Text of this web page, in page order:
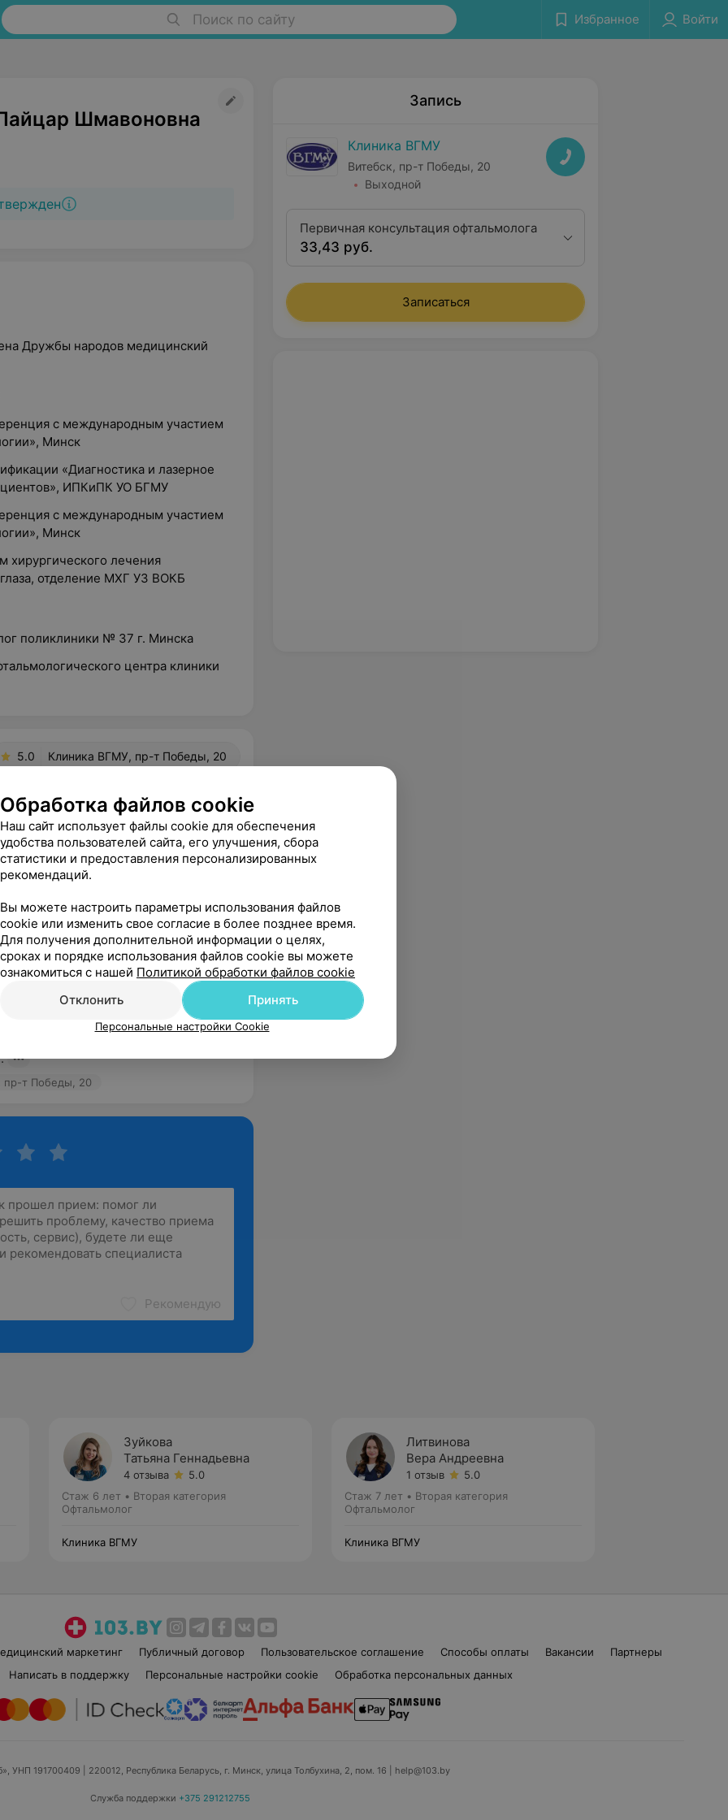
Поиск по сайту Избранное Войти
Шмавоновна
Дружбы народов медицинский
с международным участием
Минск
«Диагностика и лазерное
ИПКиПК УО БГМУ
с международным участием
Минск
хирургического лечения
отделение МХГ УЗ ВОКБ
поликлиники № 37 г. Минска
центра клиники
5.0 Клиника ВГМУ, пр-т Победы, 20
Рекомендую
внимательный, доктор.
осмотр.
отличается человечностью.
пр-т Победы, 20
Рекомендую
была на приеме у доктора!
милая. Прием прошел отлично, я
пр-т Победы, 20
Рекомендую
Запись
Клиника ВГМУ
Витебск, пр-т Победы, 20
Выходной
Первичная консультация офтальмолога
33,43 руб.
Записаться
Зуйкова
Татьяна Геннадьевна
4 отзыва
5.0
Стаж 6 лет • Вторая категория
Офтальмолог
Клиника ВГМУ
Литвинова
Вера Андреевна
1 отзыв
5.0
Стаж 7 лет • Вторая категория
Офтальмолог
Клиника ВГМУ
маркетинг Публичный договор Пользовательское соглашение Способы оплаты Вакансии
Партнеры
Написать в поддержку Персональные настройки cookie Обработка персональных данных
УНП 191700409 | 220012, Республика Беларусь, г. Минск, улица Толбухина, 2, пом. 16 | help@103.by
Служба поддержки +375 291212755
Обработка файлов cookie
Наш сайт использует файлы cookie для обеспечения
удобства пользователей сайта, его улучшения, сбора
статистики и предоставления персонализированных
рекомендаций.
Вы можете настроить параметры использования файлов
cookie или изменить свое согласие в более позднее время.
Для получения дополнительной информации о целях,
сроках и порядке использования файлов cookie вы можете
ознакомиться с нашей Политикой обработки файлов cookie
Отклонить
Принять
Персональные настройки Cookie